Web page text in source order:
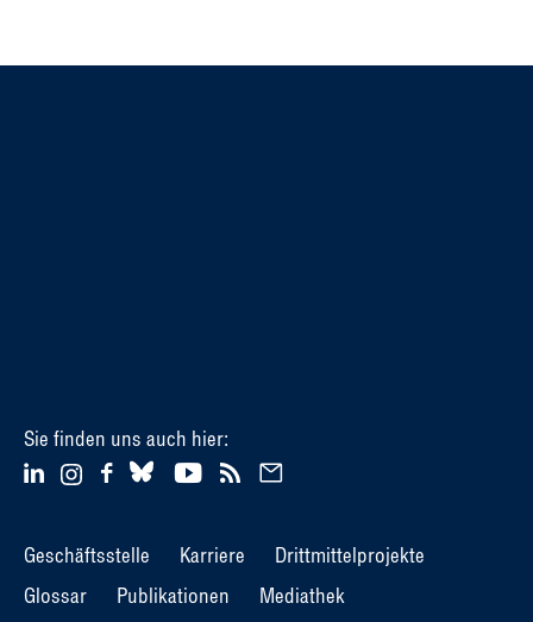
Sie finden uns auch hier:
Geschäftsstelle Karriere
Drittmittelprojekte
Glossar
Publikationen Mediathek